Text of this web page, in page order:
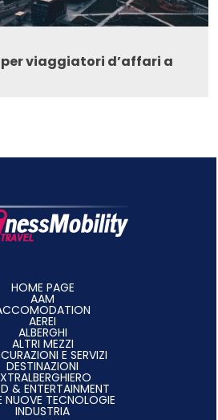
per viaggiatori d’affari a
HOME PAGE
AAM
AEREI
ALBERGHI
ALTRI MEZZI
E SERVIZI
DESTINAZIONI
& ENTERTAINMENT
NUOVE TECNOLOGIE
INDUSTRIA